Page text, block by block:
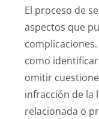
El proceso de
aspectos que
como
omitir
infracción de la
relacionada o